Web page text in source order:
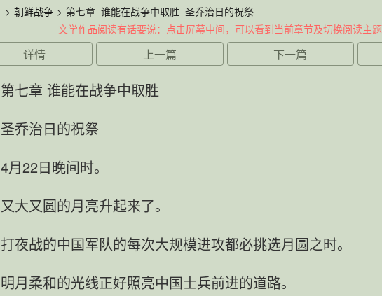
> 朝鲜战争 > 第七章_谁能在战争中取胜_圣乔治日的祝祭
文学作品阅读有话要说：点击屏幕中间，可以看到当前章节及切换阅读主
详情 上一篇 下一篇
第七章 谁能在战争中取胜
圣乔治日的祝祭
4月22日晚间时。
又大又圆的月亮升起来了。
打夜战的中国军队的每次大规模进攻都必挑选月圆之时。
明月柔和的光线正好照亮中国士兵前进的道路。